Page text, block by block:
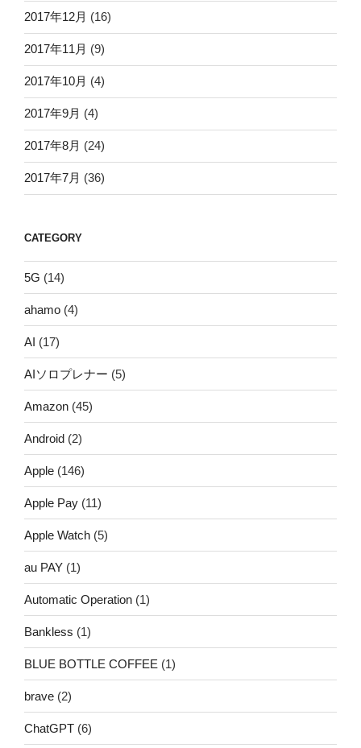
2017年12月 (16)
2017年11月 (9)
2017年10月 (4)
2017年9月 (4)
2017年8月 (24)
2017年7月 (36)
CATEGORY
5G (14)
ahamo (4)
AI (17)
AIソロプレナー (5)
Amazon (45)
Android (2)
Apple (146)
Apple Pay (11)
Apple Watch (5)
au PAY (1)
Automatic Operation (1)
Bankless (1)
BLUE BOTTLE COFFEE (1)
brave (2)
ChatGPT (6)